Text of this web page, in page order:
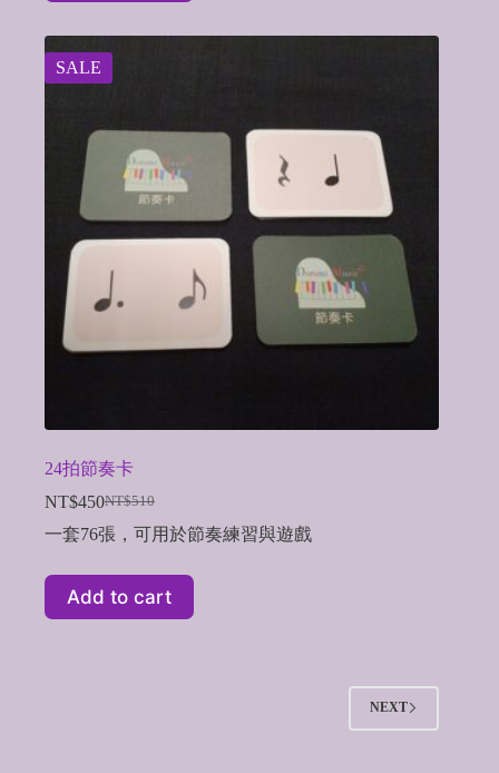
SALE
24拍節奏卡
NT$510
Original
price
NT$450Current
price
一套76張，可用於節奏練習與遊戲
Add to cart
NEXT